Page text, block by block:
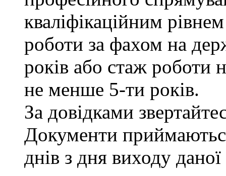
кваліфікаційним
роботи за фахом на
років або стаж роботи
не менше 5-ти років.
За довідками
Документи
днів з дня виходу даної